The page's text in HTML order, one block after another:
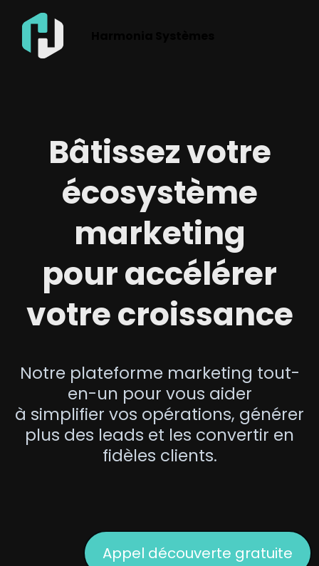
Bâtissez votre
écosystème
marketing
pour accélérer
votre croissance
Notre plateforme marketing tout-
en-un pour vous aider
à simplifier vos opérations, générer
plus des leads et les convertir en
fidèles clients.
Appel découverte gratuite